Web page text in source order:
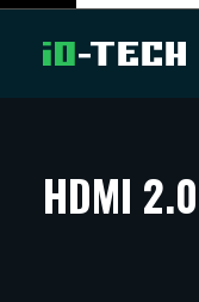
ARTIKKELIT
HDMI 2.0